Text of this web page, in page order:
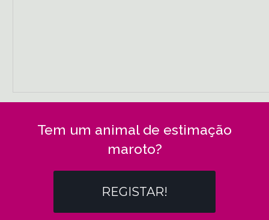
Tem um animal de estimação
maroto?
REGISTAR!